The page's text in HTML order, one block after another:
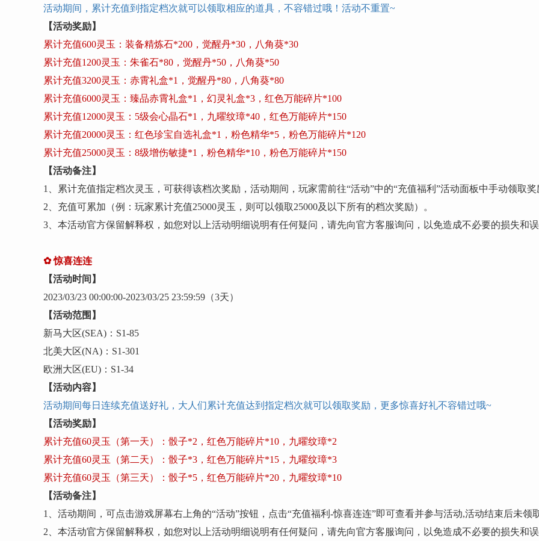
活动期间，累计充值到指定档次就可以领取相应的道具，不容错过哦！活动不重置~
【活动奖励】
累计充值600灵玉：装备精炼石*200，觉醒丹*30，八角葵*30
累计充值1200灵玉：朱雀石*80，觉醒丹*50，八角葵*50
累计充值3200灵玉：赤霄礼盒*1，觉醒丹*80，八角葵*80
累计充值6000灵玉：臻品赤霄礼盒*1，幻灵礼盒*3，红色万能碎片*100
累计充值12000灵玉：5级会心晶石*1，九曜纹璋*40，红色万能碎片*150
累计充值20000灵玉：红色珍宝自选礼盒*1，粉色精华*5，粉色万能碎片*120
累计充值25000灵玉：8级增伤敏捷*1，粉色精华*10，粉色万能碎片*150
【活动备注】
1、累计充值指定档次灵玉，可获得该档次奖励，活动期间，玩家需前往“活动”中的“充值福利”活动面板中手动领取
2、充值可累加（例：玩家累计充值25000灵玉，则可以领取25000及以下所有的档次奖励）。
3、本活动官方保留解释权，如您对以上活动明细说明有任何疑问，请先向官方客服询问，以免造成不必要的损失和
✿ 惊喜连连
【活动时间】
2023/03/23 00:00:00-2023/03/25 23:59:59 （3天）
【活动范围】
新马大区(SEA)：S1-85
北美大区(NA)：S1-301
欧洲大区(EU)：S1-34
【活动内容】
活动期间每日连续充值送好礼，大人们累计充值达到指定档次就可以领取奖励，更多惊喜好礼不容错过哦~
【活动奖励】
累计充值60灵玉（第一天）：骰子*2，红色万能碎片*10，九曜纹璋*2
累计充值60灵玉（第二天）：骰子*3，红色万能碎片*15，九曜纹璋*3
累计充值60灵玉（第三天）：骰子*5，红色万能碎片*20，九曜纹璋*10
【活动备注】
1、活动期间，可点击游戏屏幕右上角的“活动”按钮，点击“充值福利-惊喜连连”即可查看并参与活动,活动结束后未领
2、本活动官方保留解释权，如您对以上活动明细说明有任何疑问，请先向官方客服询问，以免造成不必要的损失和